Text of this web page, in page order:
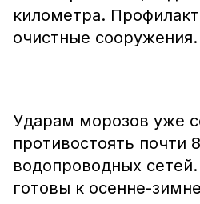
километра.
очистные сооружения.
Ударам морозов уже
противостоять почти
водопроводных
готовы к осенне-